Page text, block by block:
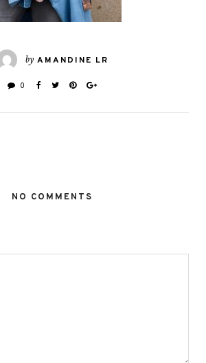
by AMANDINE LR
0
NO COMMENTS